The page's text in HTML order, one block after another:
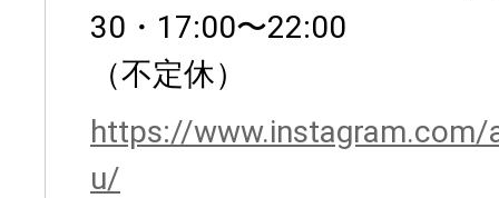
30・17:00〜22:00
（不定休）
https://www.instagram.com/
u/